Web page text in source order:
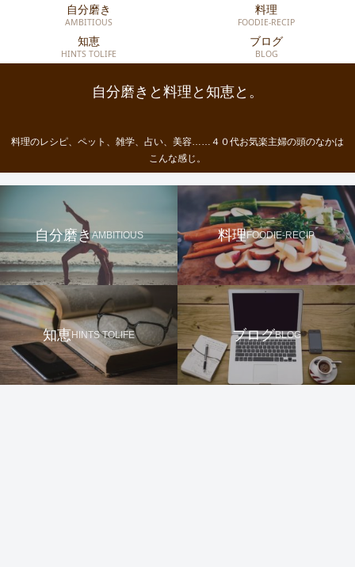
自分磨きと料理と知恵と。
料理のレシピ、ペット、雑学、占い、美容……４０代お気楽主婦の頭のなかは
こんな感じ。
自分磨き
AMBITIOUS
料理
FOODIE-RECIP
知恵
HINTS TOLIFE
ブログ
BLOG
自分磨きAMBITIOUS 料理FOODIE-RECIP
知恵HINTS TOLIFE ブログBLOG